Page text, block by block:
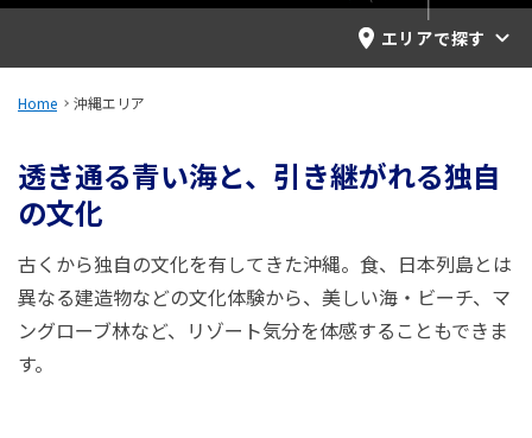
ANA サービス
エリアで探す
Home 沖縄エリア
透き通る青い海と、引き継がれる独自
の文化
古くから独自の文化を有してきた沖縄。食、日本列島とは
異なる建造物などの文化体験から、美しい海・ビーチ、マ
ングローブ林など、リゾート気分を体感することもできま
す。